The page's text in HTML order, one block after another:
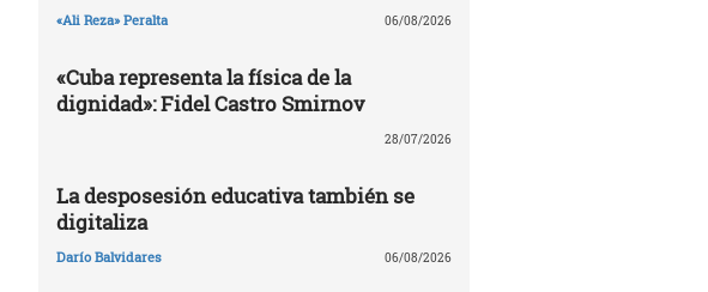
«Ali Reza» Peralta 06/08/2026
«Cuba representa la física de la
dignidad»: Fidel Castro Smirnov
28/07/2026
La desposesión educativa también se
digitaliza
Darío Balvidares 06/08/2026